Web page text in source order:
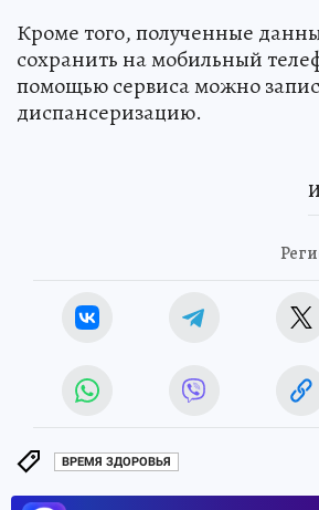
Кроме того, полученные
сохранить на мобильный
помощью сервиса можно
диспансеризацию.
ВРЕМЯ ЗДОРОВЬЯ